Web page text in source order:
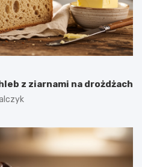
z ziarnami na drożdżach